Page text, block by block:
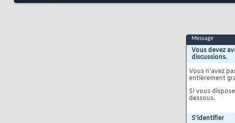
Message
Vous devez
discussions.
Vous n'avez
entièrement
Si vous
dessous.
S'identifier